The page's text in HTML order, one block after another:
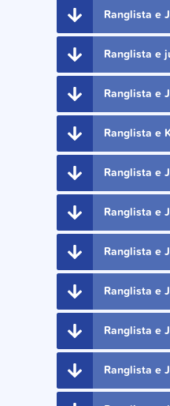
Ranglista e
Ranglista e
Ranglista e
Ranglista e
Ranglista e
Ranglista e
Ranglista e
Ranglista e
Ranglista e
Ranglista e